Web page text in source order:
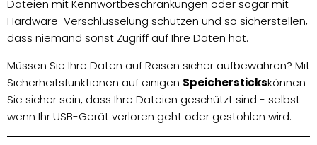
Dateien mit Kennwortbeschränkungen oder sogar mit
Hardware-Verschlüsselung schützen und so sicherstellen,
dass niemand sonst Zugriff auf Ihre Daten hat.
Müssen Sie Ihre Daten auf Reisen sicher aufbewahren? Mit
Sicherheitsfunktionen auf einigen Speicherstickskönnen
Sie sicher sein, dass Ihre Dateien geschützt sind - selbst
wenn Ihr USB-Gerät verloren geht oder gestohlen wird.